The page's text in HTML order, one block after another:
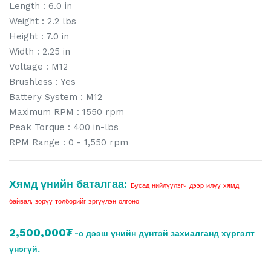
Length : 6.0 in
Weight : 2.2 lbs
Height : 7.0 in
Width : 2.25 in
Voltage : M12
Brushless : Yes
Battery System : M12
Maximum RPM : 1550 rpm
Peak Torque : 400 in-lbs
RPM Range : 0 - 1,550 rpm
Хямд үнийн баталгаа: Бусад нийлүүлэгч дээр илүү хямд
байвал, зөрүү төлбөрийг эргүүлэн олгоно.
2,500,000₮ -с дээш үнийн дүнтэй захиалганд хүргэлт
үнэгүй.